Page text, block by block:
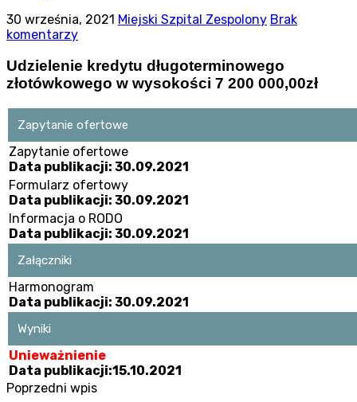
30 września, 2021 Miejski Szpital Zespolony Brak
komentarzy
Udzielenie kredytu długoterminowego
złotówkowego w wysokości 7 200 000,00zł
Zapytanie ofertowe
Zapytanie ofertowe
Data publikacji: 30.09.2021
Formularz ofertowy
Data publikacji: 30.09.2021
Informacja o RODO
Data publikacji: 30.09.2021
Załączniki
Harmonogram
Data publikacji: 30.09.2021
Wyniki
Unieważnienie
Data publikacji:15.10.2021
Poprzedni wpis